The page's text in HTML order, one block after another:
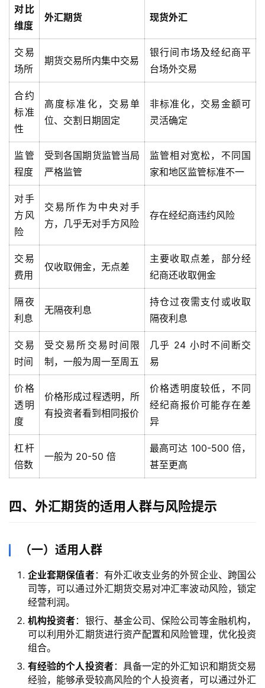
恒
指
期
货
期
货
开
户
白
银
期
货
纳
指
期
货
股
指
期
货
黄
金
期
货
对比
维度
外汇期货 现货外汇
交易
场所
期货交易所内集中交易
银行间市场及经纪商平
台场外交易
合约
标准
性
高度标准化，交易单
位、交割日期固定
非标准化，交易金额可
灵活确定
监管
程度
受到各国期货监管当局
严格监管
监管相对宽松，不同国
家和地区监管标准不一
对手
方风
险
交易所作为中央对手
方，几乎无对手方风险
存在经纪商违约风险
交易
费用
仅收取佣金，无点差
主要收取点差，部分经
纪商还收取佣金
隔夜
利息
无隔夜利息
持仓过夜需支付或收取
隔夜利息
交易
时间
受交易所交易时间限
制，一般为周一至周五
几乎 24 小时不间断交
易
价格
透明
度
价格形成过程透明，所
有投资者看到相同报价
价格透明度较低，不同
经纪商报价可能存在差
异
杠杆
倍数
一般为 20-50 倍
最高可达 100-500 倍，
甚至更高
四、外汇期货的适用人群与风险提示
（一）适用人群
企业套期保值者：有外汇收支业务的外贸企业、跨国公
司等，可以通过外汇期货交易对冲汇率波动风险，锁定
经营利润。
机构投资者：银行、基金公司、保险公司等金融机构，
可以利用外汇期货进行资产配置和风险管理，优化投资
组合。
有经验的个人投资者：具备一定的外汇知识和期货交易
经验，能够承受较高风险的个人投资者，可以通过外汇